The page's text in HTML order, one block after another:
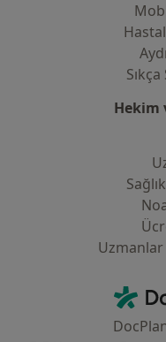
Hekim
Uzmanlar